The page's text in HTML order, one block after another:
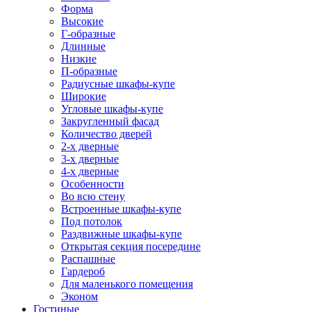
Форма
Высокие
Г-образные
Длинные
Низкие
П-образные
Радиусные шкафы-купе
Широкие
Угловые шкафы-купе
Закругленный фасад
Количество дверей
2-х дверные
3-х дверные
4-х дверные
Особенности
Во всю стену
Встроенные шкафы-купе
Под потолок
Раздвижные шкафы-купе
Открытая секция посередине
Распашные
Гардероб
Для маленького помещения
Эконом
Гостиные